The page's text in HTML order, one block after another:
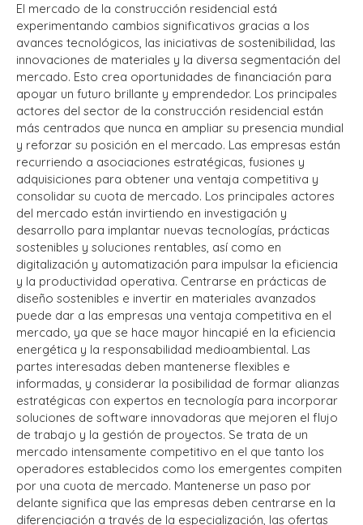
El mercado de la construcción residencial está
experimentando cambios significativos gracias a los
avances tecnológicos, las iniciativas de sostenibilidad, las
innovaciones de materiales y la diversa segmentación del
mercado. Esto crea oportunidades de financiación para
apoyar un futuro brillante y emprendedor. Los principales
actores del sector de la construcción residencial están
más centrados que nunca en ampliar su presencia mundial
y reforzar su posición en el mercado. Las empresas están
recurriendo a asociaciones estratégicas, fusiones y
adquisiciones para obtener una ventaja competitiva y
consolidar su cuota de mercado. Los principales actores
del mercado están invirtiendo en investigación y
desarrollo para implantar nuevas tecnologías, prácticas
sostenibles y soluciones rentables, así como en
digitalización y automatización para impulsar la eficiencia
y la productividad operativa. Centrarse en prácticas de
diseño sostenibles e invertir en materiales avanzados
puede dar a las empresas una ventaja competitiva en el
mercado, ya que se hace mayor hincapié en la eficiencia
energética y la responsabilidad medioambiental. Las
partes interesadas deben mantenerse flexibles e
informadas, y considerar la posibilidad de formar alianzas
estratégicas con expertos en tecnología para incorporar
soluciones de software innovadoras que mejoren el flujo
de trabajo y la gestión de proyectos. Se trata de un
mercado intensamente competitivo en el que tanto los
operadores establecidos como los emergentes compiten
por una cuota de mercado. Mantenerse un paso por
delante significa que las empresas deben centrarse en la
diferenciación a través de la especialización, las ofertas